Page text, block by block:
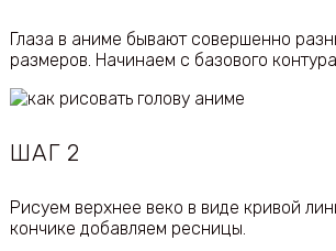
Глаза в аниме бывают совершенно
размеров. Начинаем с базового
ШАГ 2
Рисуем верхнее веко в виде кривой
кончике добавляем ресницы.